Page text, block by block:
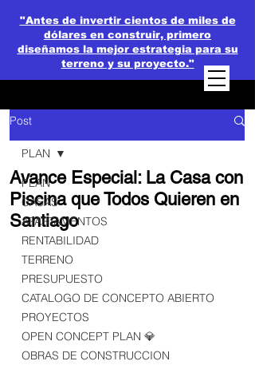
"Antes de invertir cientos de miles de
dólares en construir, primero
diseñamos la mejor estrategia para su
terreno y su proyecto."
Post
PLAN
CASAS
APARTAMENTOS
RENTABILIDAD
TERRENO
PRESUPUESTO
CATALOGO DE CONCEPTO ABIERTO
PROYECTOS
OPEN CONCEPT PLAN 💎
OBRAS DE CONSTRUCCION
PLAN
Avance Especial: La Casa con
Piscina que Todos Quieren en
Santiago